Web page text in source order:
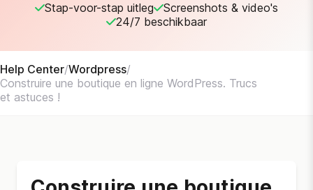
Stap-voor-stap uitleg
Screenshots & video's
24/7 beschikbaar
Help Center/Wordpress/
Construire une boutique en ligne WordPress. Trucs
et astuces !